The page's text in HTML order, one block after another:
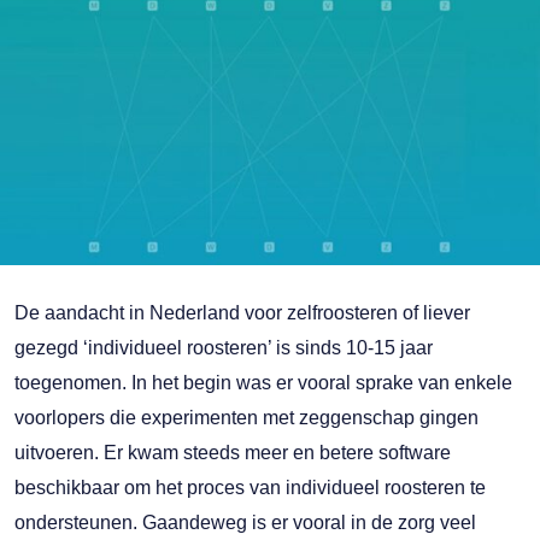
De aandacht in Nederland voor zelfroosteren of liever
gezegd ‘individueel roosteren’ is sinds 10-15 jaar
toegenomen. In het begin was er vooral sprake van enkele
voorlopers die experimenten met zeggenschap gingen
uitvoeren. Er kwam steeds meer en betere software
beschikbaar om het proces van individueel roosteren te
ondersteunen. Gaandeweg is er vooral in de zorg veel